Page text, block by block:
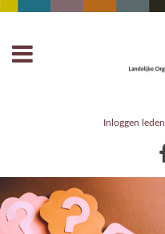
Inloggen leden